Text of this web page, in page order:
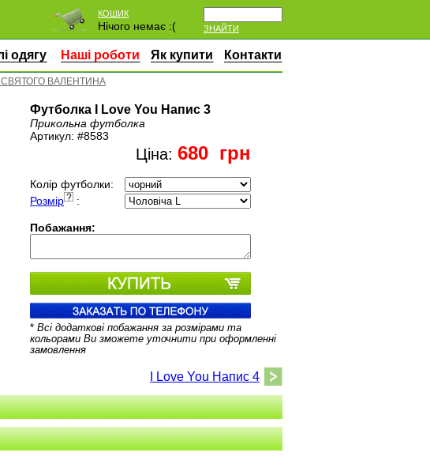
ЗНАЙТИ
КОШИК
Нічого немає :(
одягу Наші роботи Як купити Контакти
ВАЛЕНТИНА
Футболка I Love You Напис 3
Прикольна футболка
Артикул: #8583
Ціна: 680 грн
Колір футболки:
Розмір
:
Побажання:
* Всі додаткові побажання за розмірами та
кольорами Ви зможете уточнити при оформленні
замовлення
I Love You Напис 4